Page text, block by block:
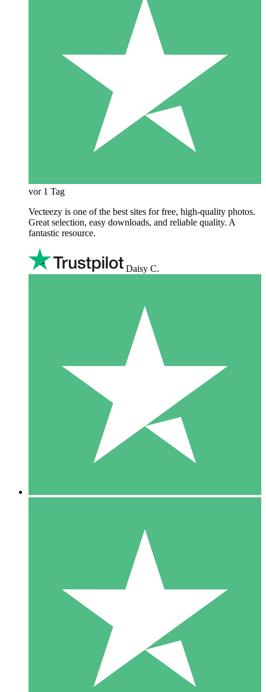
vor 1 Tag
Vecteezy is one of the best sites for free, high‑quality photos.
Great selection, easy downloads, and reliable quality. A
fantastic resource.
Daisy C.